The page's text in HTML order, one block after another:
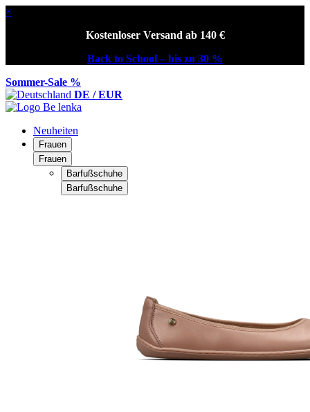
×
Kostenloser Versand ab 140 €
Back to School – bis zu 30 %
Sommer-Sale %
DE / EUR
Neuheiten
Frauen
Frauen
Barfußschuhe
Barfußschuhe